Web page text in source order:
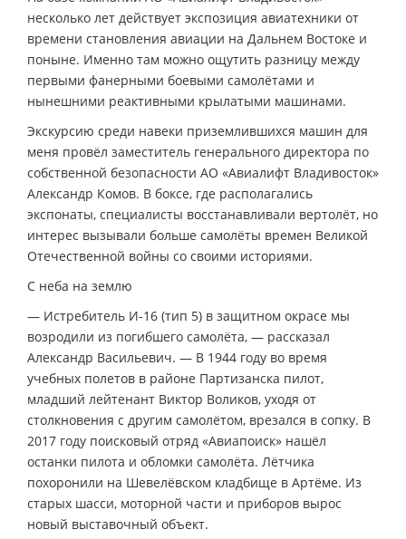
несколько лет действует экспозиция авиатехники от
времени становления авиации на Дальнем Востоке и
поныне. Именно там можно ощутить разницу между
первыми фанерными боевыми самолётами и
нынешними реактивными крылатыми машинами.
Экскурсию среди навеки приземлившихся машин для
меня провёл заместитель генерального директора по
собственной безопасности АО «Авиалифт Владивосток»
Александр Комов. В боксе, где располагались
экспонаты, специалисты восстанавливали вертолёт, но
интерес вызывали больше самолёты времен Великой
Отечественной войны со своими историями.
С неба на землю
— Истребитель И-16 (тип 5) в защитном окрасе мы
возродили из погибшего самолёта, — рассказал
Александр Васильевич. — В 1944 году во время
учебных полетов в районе Партизанска пилот,
младший лейтенант Виктор Воликов, уходя от
столкновения с другим самолётом, врезался в сопку. В
2017 году поисковый отряд «Авиапоиск» нашёл
останки пилота и обломки самолёта. Лётчика
похоронили на Шевелёвском кладбище в Артёме. Из
старых шасси, моторной части и приборов вырос
новый выставочный объект.